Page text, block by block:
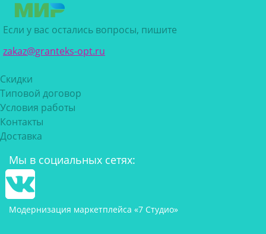
Если у вас остались вопросы, пишите
zakaz@granteks-opt.ru
Скидки
Типовой договор
Условия работы
Контакты
Доставка
Мы в социальных сетях:
Модернизация маркетплейса «7 Студио»